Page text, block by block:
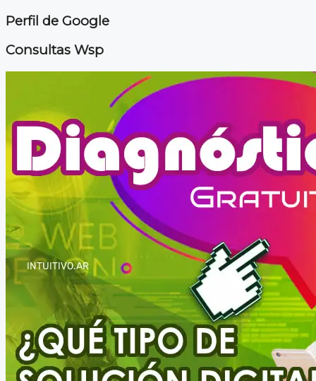
Perfil de Google
Consultas Wsp